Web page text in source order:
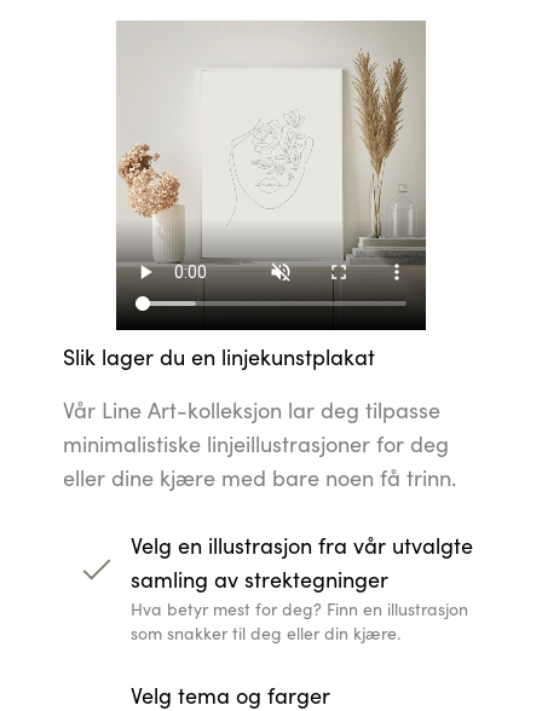
Slik lager du en linjekunstplakat
Vår Line Art-kolleksjon lar deg tilpasse
minimalistiske linjeillustrasjoner for deg
eller dine kjære med bare noen få trinn.
Velg en illustrasjon fra vår utvalgte
samling av strektegninger
Hva betyr mest for deg? Finn en illustrasjon
som snakker til deg eller din kjære.
Velg tema og farger